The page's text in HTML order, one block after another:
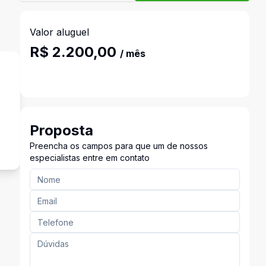
Valor aluguel
R$ 2.200,00 / mês
Proposta
Preencha os campos para que um de nossos
especialistas entre em contato